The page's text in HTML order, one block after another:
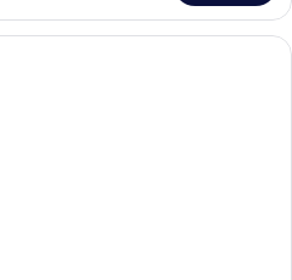
Un salon moderne avec un